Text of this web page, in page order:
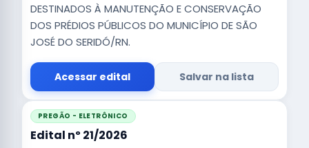
DESTINADOS À MANUTENÇÃO E CONSERVAÇÃO
DOS PRÉDIOS PÚBLICOS DO MUNICÍPIO DE SÃO
JOSÉ DO SERIDÓ/RN.
Acessar edital Salvar na lista
PREGÃO - ELETRÔNICO
Edital nº 21/2026